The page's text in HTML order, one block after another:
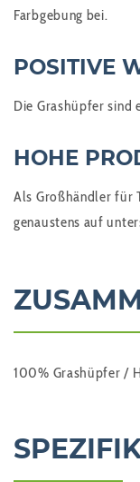
Farbgebung bei.
POSITIVE
Die Grashüpfer sind
HOHE
Als Großhändler für
genaustens auf
100% Grashüpfer /